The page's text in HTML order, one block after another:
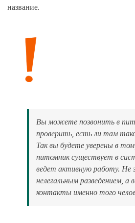
название.
Вы можете позвонить в
проверить, есть ли там
Так вы будете уверены в
питомник существует в
ведет активную работу. Не
нелегальным разведением, а
контакты именно того